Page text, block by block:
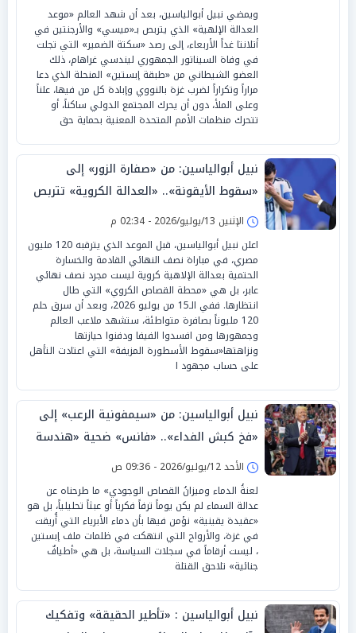
ويمضي نبيل أبوالياسين، بعد أن شهد العالم «موعد
العدالة الإلهية» الذي يتربص بـ«ميسي» والأرجنتين في
أتلانتا غداً الأربعاء، إلى رصد «سكتة الضمير» التي تجلت
في وفاة السيناتور الجمهوري ليندسي غراهام، ذلك
العضو الشيطاني من «طبقة إبستين» المنحلة الذي دعا
مراراً وتكراراً لضرب غزة بالنووي وإبادة كل من فيها، علناً
وعلى الملأ، دون أن يحرك المجتمع الدولي ساكناً، أو
تتحرك منظمات الأمم المتحدة المعنية بحماية حق
نبيل أبوالياسين: من «صفارة الزور» إلى
«سقوط الأيقونة».. «العدالة الكروية» تتربص
بـ«ميسي» في «أتلانتا»
الإثنين 13/يوليو/2026 - 02:34 م
اعلن نبيل أبوالياسين، قبل الموعد الذي يترقبه 120 مليون
مصري، في مباراة نصف النهائي القادمة والخسارة
الحتمية بعدالة الإلاهية كروية ليست مجرد نصف نهائي
عابر، بل هي «محطة القصاص الكروي» التي طال
انتظارها. ففي الـ15 من يوليو 2026، وبعد أن سرق حلم
120 مليوناً بصافرة متواطئة، ستشهد ملاعب العالم
وجمهورها ومن افسدوا الفيفا ودفنوا حيازتها
ونزاهتها«سقوط الأسطورة المزيفة» التي اعتادت التأهل
على حساب مجهود ا
نبيل أبوالياسين: من «سيمفونية الرعب» إلى
«فخ كبش الفداء».. «فانس» ضحية «هندسة
التبرير» الترامبية
الأحد 12/يوليو/2026 - 09:36 ص
لعنةُ الدماء وميزانُ القصاص الوجودي» ما طرحناه عن
عدالة السماء لم يكن يوماً ترفاً فكرياً أو عبثاً تحليلياً، بل هو
«عقيدة يقينية» نؤمن فيها بأن دماء الأبرياء التي أُريقت
في غزة، والأرواح التي انتهكت في ظلمات ملف إبستين
، ليست أرقاماً في سجلات السياسة، بل هي «أطيافٌ
جنائية» تلاحق القتلة
نبيل أبوالياسين : «تأطير الحقيقة» وتفكيك